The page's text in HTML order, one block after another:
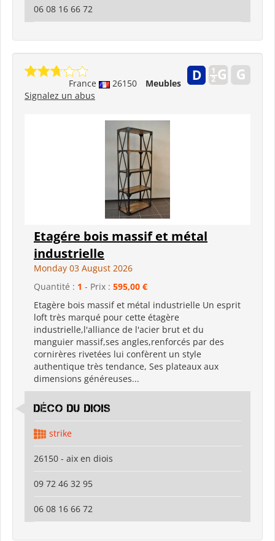
06 08 16 66 72
France 26150
Meubles
Signalez un abus
Etagére bois massif et métal
industrielle
Monday 03 August 2026
Quantité : 1 - Prix : 595,00 €
Etagère bois massif et métal industrielle Un esprit
loft très marqué pour cette étagère
industrielle,l'alliance de l'acier brut et du
manguier massif,ses angles,renforcés par des
cornirères rivetées lui confèrent un style
authentique très tendance, Ses plateaux aux
dimensions généreuses...
déco du diois
strike
26150 - aix en diois
09 72 46 32 95
06 08 16 66 72